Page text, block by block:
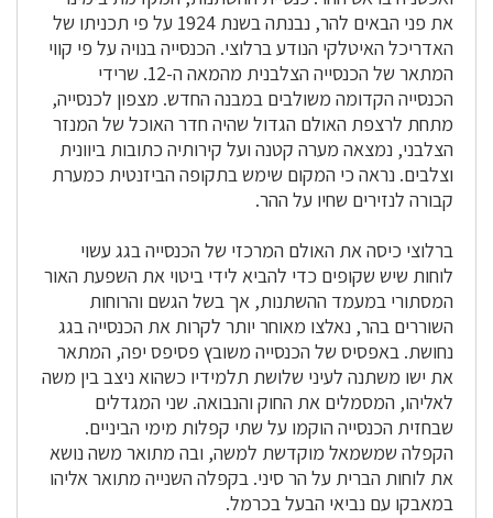
את פני הבאים להר, נבנתה בשנת 1924 על פי תכניתו של
האדריכל האיטלקי הנודע ברלוצי. הכנסייה בנויה על פי קווי
המתאר של הכנסייה הצלבנית מהמאה ה-12. שרידי
הכנסייה הקדומה משולבים במבנה החדש. מצפון לכנסייה,
מתחת לרצפת האולם הגדול שהיה חדר האוכל של המנזר
הצלבני, נמצאה מערה קטנה ועל קירותיה כתובות ביוונית
וצלבים. נראה כי המקום שימש בתקופה הביזנטית כמערת
קבורה לנזירים שחיו על ההר.
ברלוצי כיסה את האולם המרכזי של הכנסייה בגג עשוי
לוחות שיש שקופים כדי להביא לידי ביטוי את השפעת האור
המסתורי במעמד ההשתנות, אך בשל הגשם והרוחות
השוררים בהר, נאלצו מאוחר יותר לקרות את הכנסייה בגג
נחושת. באפסיס של הכנסייה משובץ פסיפס יפה, המתאר
את ישו משתנה לעיני שלושת תלמידיו כשהוא ניצב בין משה
לאליהו, המסמלים את החוק והנבואה. שני המגדלים
שבחזית הכנסייה הוקמו על שתי קפלות מימי הביניים.
הקפלה שמשמאל מוקדשת למשה, ובה מתואר משה נושא
את לוחות הברית על הר סיני. בקפלה השנייה מתואר אליהו
במאבקו עם נביאי הבעל בכרמל.